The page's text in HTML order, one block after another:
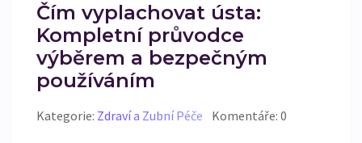
Čím vyplachovat ústa:
Kompletní průvodce
výběrem a bezpečným
používáním
Kategorie: Zdraví a Zubní Péče Komentáře: 0